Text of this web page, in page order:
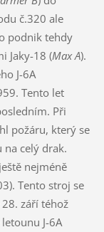
č.320 ale
podnik tehdy
Jaky-18 (Max A).
J-6A
Tento let
Při
požáru, který se
celý drak.
nejméně
Tento stroj se
září téhož
J-6A